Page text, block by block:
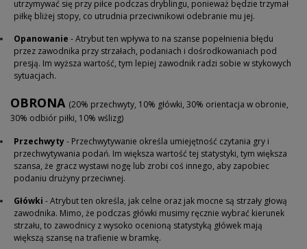
utrzymywać się przy piłce podczas dryblingu, ponieważ będzie trzymał
piłkę bliżej stopy, co utrudnia przeciwnikowi odebranie mu jej.
Opanowanie - Atrybut ten wpływa to na szanse popełnienia błędu
przez zawodnika przy strzałach, podaniach i dośrodkowaniach pod
presją. Im wyższa wartość, tym lepiej zawodnik radzi sobie w stykowych
sytuacjach.
OBRONA (20% przechwyty, 10% główki, 30% orientacja w obronie,
30% odbiór piłki, 10% wślizg)
Przechwyty- Przechwytywanie określa umiejętność czytania gry i
przechwytywania podań. Im większa wartość tej statystyki, tym większa
szansa, że gracz wystawi nogę lub zrobi coś innego, aby zapobiec
podaniu drużyny przeciwnej.
Główki - Atrybut ten określa, jak celne oraz jak mocne są strzały głową
zawodnika. Mimo, że podczas główki musimy ręcznie wybrać kierunek
strzału, to zawodnicy z wysoko ocenioną statystyką główek mają
większą szansę na trafienie w bramkę.